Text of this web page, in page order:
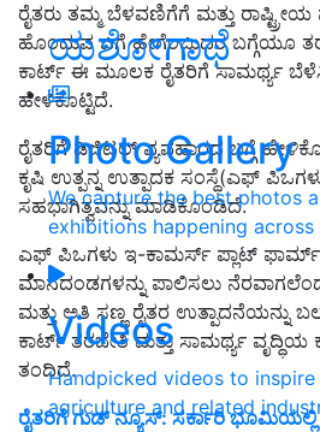
ಯಶೋಗಾಥೆ
Photo Gallery
We capture the best photos
exhibitions happening
Videos
Handpicked videos to
agriculture and related
ರೈತರು ತಮ್ಮ ಬೆಳವಣಿಗೆಗೆ ಮತ್ತು ರಾಷ್ಟ್ರೀಯ
ಹೊಂದುವ ಬಗೆ ಹೇಗೆಂಬುದರ ಬಗ್ಗೆಯೂ
ಕಾರ್ಟ್ ಈ ಮೂಲಕ ರೈತರಿಗೆ ಸಾಮರ್ಥ್ಯ
ಹೇಳಿಕೊಟ್ಟಿದೆ.
ರೈತರಿಗೆ ಡಿಜಿಟಲ್ ವ್ಯವಹಾರದ ಬಗ್ಗೆ
ಕೃಷಿ ಉತ್ಪನ್ನ ಉತ್ಪಾದಕ ಸಂಸ್ಥೆ(ಎಫ್
ಸಹಭಾಗಿತ್ವವನ್ನು ಮಾಡಿಕೊಂಡಿದೆ.
ಎಫ್ ಪಿಒಗಳು ಇ-ಕಾಮರ್ಸ್ ಪ್ಲಾಟ್ ಫಾರ್ಮ್
ಮಾನದಂಡಗಳನ್ನು ಪಾಲಿಸಲು
ಮತ್ತು ಅತಿ ಸಣ್ಣ ರೈತರ ಉತ್ಪಾದನೆಯನ್ನು
ಕಾರ್ಟ್ ತರಬೇತಿ ಮತ್ತು ಸಾಮರ್ಥ್ಯ ವೃದ್ಧಿಯ
ತಂದಿದೆ.
ರೈತರಿಗೆ ಗುಡ್ ನ್ಯೂಸ್: ಸರ್ಕಾರಿ ಭೂಮಿಯಲ್ಲಿ